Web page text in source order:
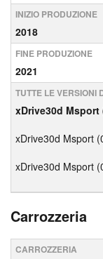
INIZIO PRODUZIONE
2018
FINE PRODUZIONE
2021
TUTTE LE VERSIONI
xDrive30d Msport
xDrive30d Msport
xDrive30d Msport
Carrozzeria
CARROZZERIA